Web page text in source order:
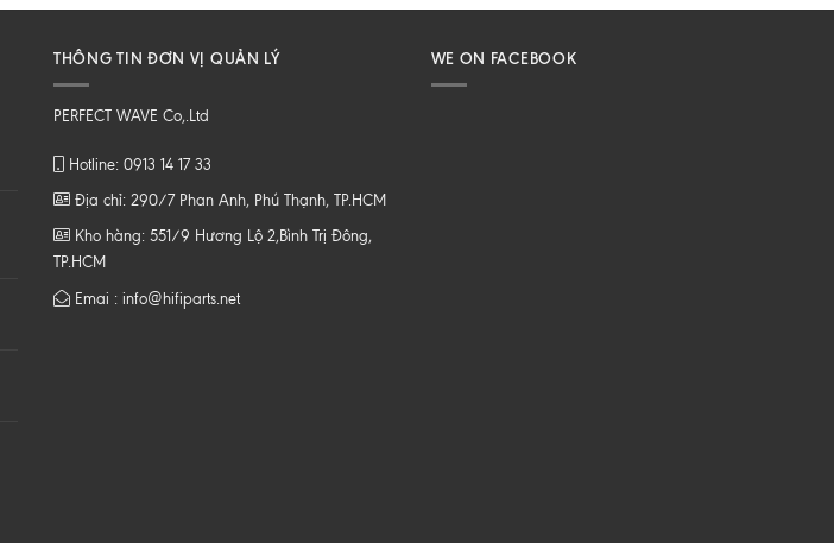
THÔNG TIN ĐƠN VỊ QUẢN LÝ
PERFECT WAVE Co,.Ltd
Hotline: 0913 14 17 33
Địa chỉ: 290/7 Phan Anh, Phú Thạnh, TP.HCM
Kho hàng: 551/9 Hương Lộ 2,Bình Trị Đông,
TP.HCM
Emai : info@hifiparts.net
WE ON FACEBOOK